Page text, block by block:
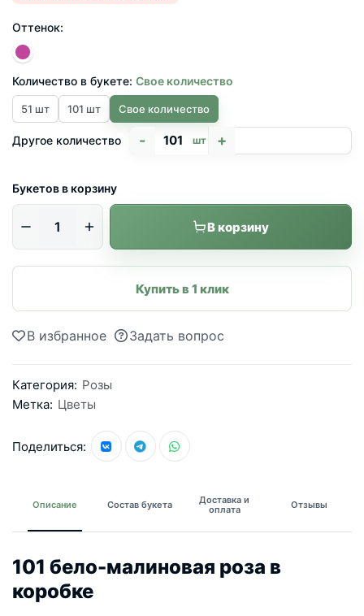
Оттенок:
Количество в букете: Свое количество
51 шт 101 шт Свое количество
Другое количество - шт +
Букетов в корзину
В корзину
Купить в 1 клик
В избранное Задать вопрос
Категория: Розы
Метка: Цветы
Поделиться:
Описание Состав букета
Доставка и
оплата
Отзывы
101 бело-малиновая роза в
коробке